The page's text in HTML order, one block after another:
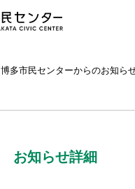
博多市民センターからのお知ら
お知らせ詳細